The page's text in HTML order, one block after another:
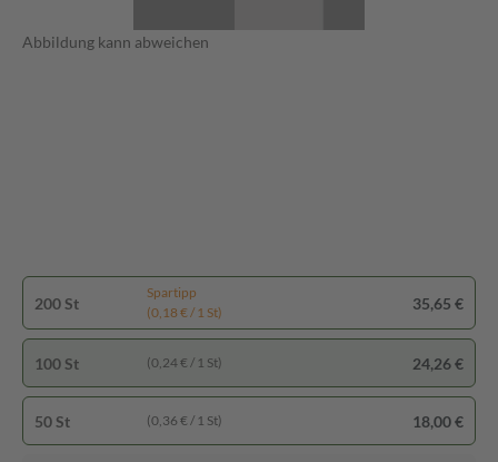
Abbildung kann abweichen
200 St
Spartipp
(0,18 € / 1 St)
35,65 €
100 St (0,24 € / 1 St) 24,26 €
50 St (0,36 € / 1 St) 18,00 €